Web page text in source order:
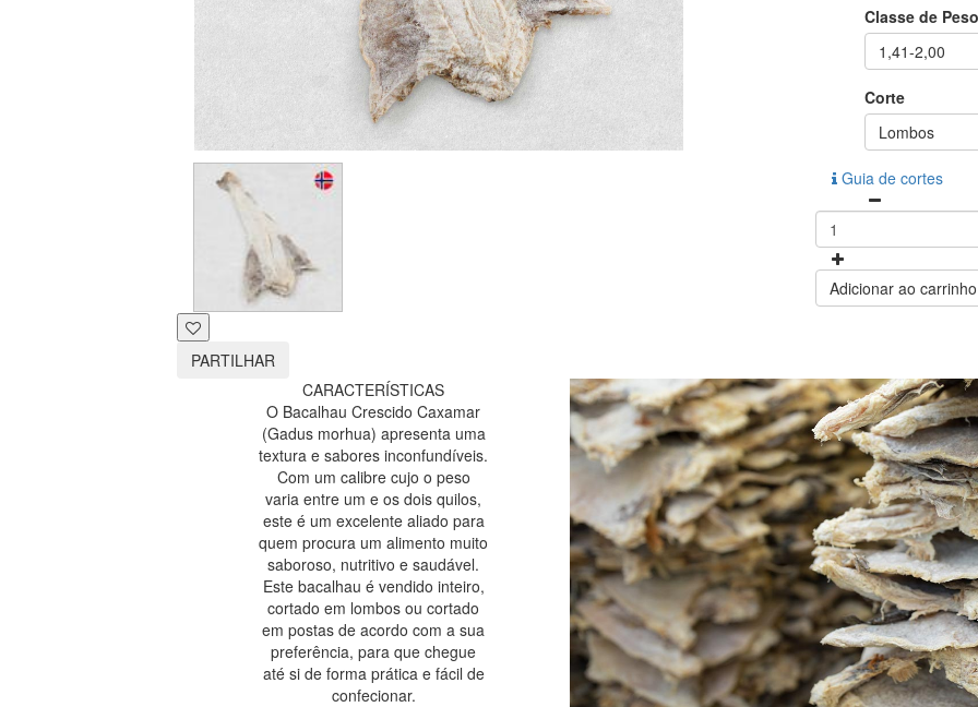
PARTILHAR
Classe de Peso
1,41-2,00
Corte
Lombos
Guia de cortes
Adicionar ao carrinho
CARACTERÍSTICAS
O Bacalhau Crescido Caxamar
(Gadus morhua) apresenta uma
textura e sabores inconfundíveis.
Com um calibre cujo o peso
varia entre um e os dois quilos,
este é um excelente aliado para
quem procura um alimento muito
saboroso, nutritivo e saudável.
Este bacalhau é vendido inteiro,
cortado em lombos ou cortado
em postas de acordo com a sua
preferência, para que chegue
até si de forma prática e fácil de
confecionar.